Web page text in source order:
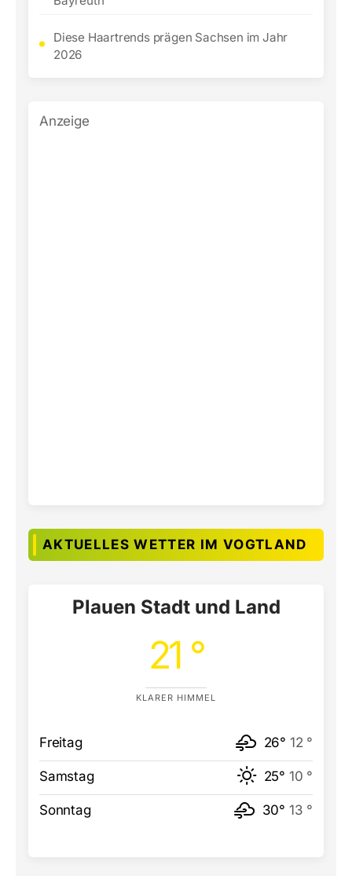
Diese Haartrends prägen Sachsen im Jahr
2026
Anzeige
AKTUELLES WETTER IM VOGTLAND
Plauen Stadt und Land
21 °
KLARER HIMMEL
Freitag 26° 12 °
Samstag 25° 10 °
Sonntag 30° 13 °